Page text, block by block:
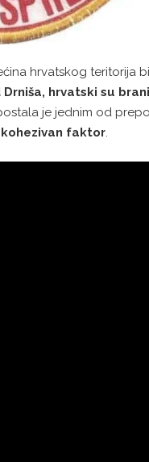
hrvatskog teritorija
hrvatski su
je jednim od
kohezivan faktor.